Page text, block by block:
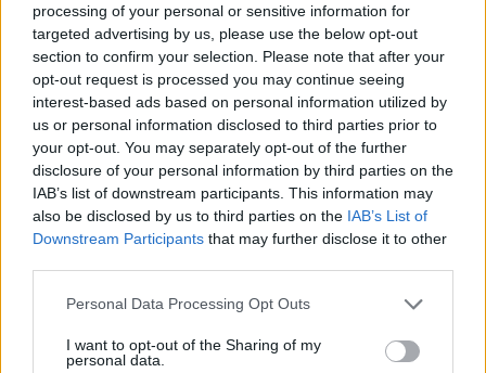
processing of your personal or sensitive information for
targeted advertising by us, please use the below opt-out
section to confirm your selection. Please note that after your
opt-out request is processed you may continue seeing
interest-based ads based on personal information utilized by
us or personal information disclosed to third parties prior to
your opt-out. You may separately opt-out of the further
disclosure of your personal information by third parties on the
IAB’s list of downstream participants. This information may
also be disclosed by us to third parties on the IAB’s List of
Downstream Participants that may further disclose it to other
Personal Data Processing Opt Outs
I want to opt-out of the Sharing of my
personal data.
Prieš keletą dienų paskelbta, kad
apdovanotas VDA Telšių fakulteto prof.
Romualdo Inčirausko medalis „Čijune
Sugichara“ FIDEM parodoje Japonijoje.
Medalis skirtas japonų diplomatui Čijunei
Sugicharai (1900-1986), gyvenusiam
Lietuvoje, Kaune, 1939-1940 m. Antrojo
pasaulinio karo metais jie išgelbėjo apie
išduodami jiems Japonijos tranzitines vizas.